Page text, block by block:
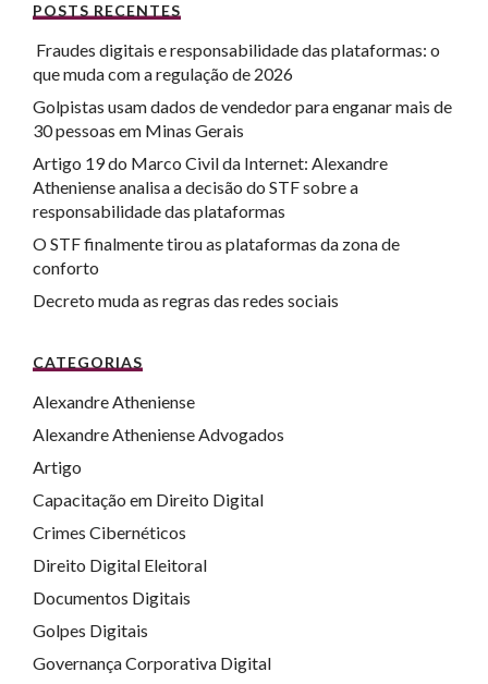
POSTS RECENTES
Fraudes digitais e responsabilidade das plataformas: o
que muda com a regulação de 2026
Golpistas usam dados de vendedor para enganar mais de
30 pessoas em Minas Gerais
Artigo 19 do Marco Civil da Internet: Alexandre
Atheniense analisa a decisão do STF sobre a
responsabilidade das plataformas
O STF finalmente tirou as plataformas da zona de
conforto
Decreto muda as regras das redes sociais
CATEGORIAS
Alexandre Atheniense
Alexandre Atheniense Advogados
Artigo
Capacitação em Direito Digital
Crimes Cibernéticos
Direito Digital Eleitoral
Documentos Digitais
Golpes Digitais
Governança Corporativa Digital